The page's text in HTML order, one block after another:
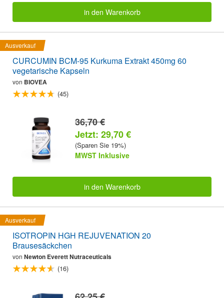
in den Warenkorb
Ausverkauf
CURCUMIN BCM-95 Kurkuma Extrakt 450mg 60
vegetarische Kapseln
von BIOVEA
(45)
36,70 €
Jetzt: 29,70 €
(Sparen Sie 19%)
MWST Inklusive
in den Warenkorb
Ausverkauf
ISOTROPIN HGH REJUVENATION 20
Brausesäckchen
von Newton Everett Nutraceuticals
(16)